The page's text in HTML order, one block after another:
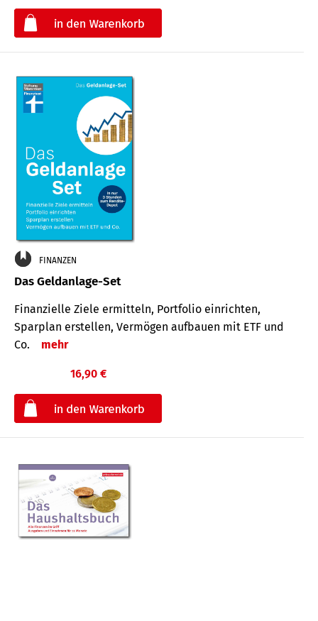
FINANZEN
Das Geldanlage-Set
Finanzielle Ziele ermitteln, Portfolio einrichten,
Sparplan erstellen, Vermögen aufbauen mit ETF und
Co.
mehr
16,90 €